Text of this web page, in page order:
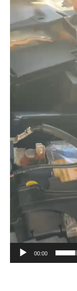
c
a
o
r
d
e
o
00:00